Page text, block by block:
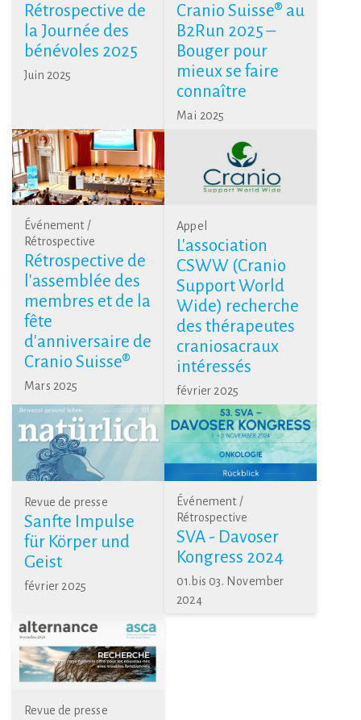
Rétrospective de
la Journée des
bénévoles 2025
Juin 2025
Cranio Suisse® au
B2Run 2025 –
Bouger pour
mieux se faire
connaître
Mai 2025
Événement /
Rétrospective
Rétrospective de
l'assemblée des
membres et de la
fête
d'anniversaire de
Cranio Suisse®
Mars 2025
Appel
L'association
CSWW (Cranio
Support World
Wide) recherche
des thérapeutes
craniosacraux
intéressés
février 2025
Revue de presse
Sanfte Impulse
für Körper und
Geist
février 2025
Événement /
Rétrospective
SVA - Davoser
Kongress 2024
01.bis 03. November
2024
Revue de presse